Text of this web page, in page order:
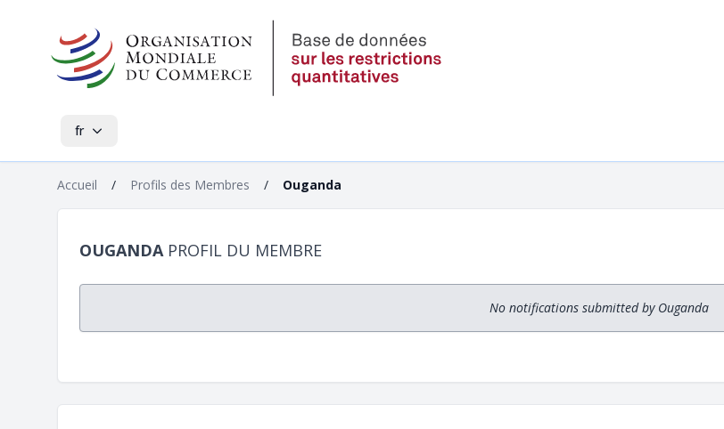
fr
Accueil / Profils des Membres / Ouganda
OUGANDA PROFIL DU MEMBRE
No notifications submitted by Ouganda